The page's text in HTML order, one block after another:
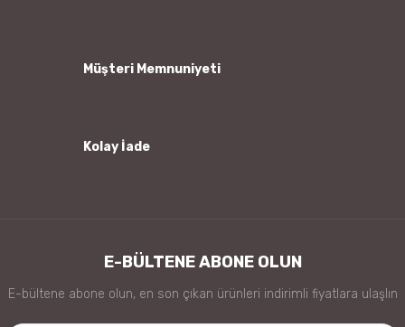
Müşteri Memnuniyeti
Kolay İade
E-BÜLTENE ABONE OLUN
E-bültene abone olun, en son çıkan ürünleri indirimli fiyatlara ulaşlın